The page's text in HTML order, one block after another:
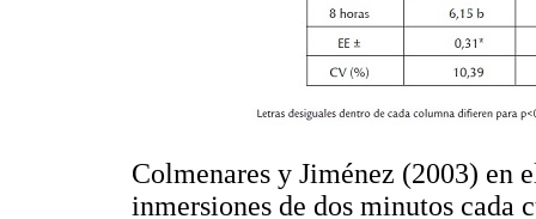
Colmenares y Jiménez (2003) en
inmersiones de dos minutos cada